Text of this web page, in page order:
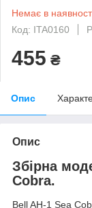
Немає в
Код: ITA0160
455 ₴
Опис
Опис
Збірна
Cobra.
Bell AH-1 Sea